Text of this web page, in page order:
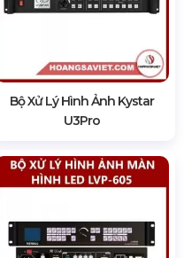
Bộ Xử Lý Hình Ảnh Kystar
U3Pro